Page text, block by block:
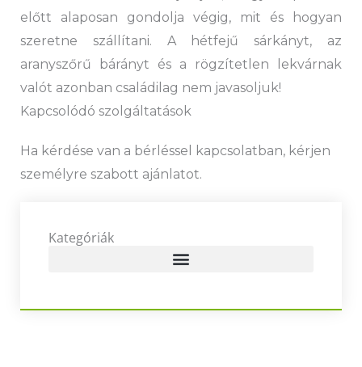
előtt alaposan gondolja végig, mit és hogyan
szeretne szállítani. A hétfejű sárkányt, az
aranyszőrű bárányt és a rögzítetlen lekvárnak
valót azonban családilag nem javasoljuk!
Kapcsolódó szolgáltatások
Ha kérdése van a bérléssel kapcsolatban, kérjen
személyre szabott ajánlatot.
Kategóriák